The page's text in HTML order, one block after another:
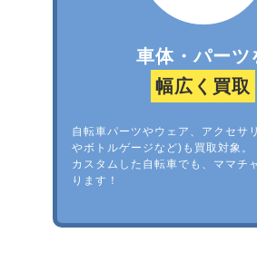
車体・パーツ
幅広く買取
自転車パーツやウェア、アクセサ
やボトルゲージなど)も買取対象。
カスタムした自転車でも、ママチ
ります！